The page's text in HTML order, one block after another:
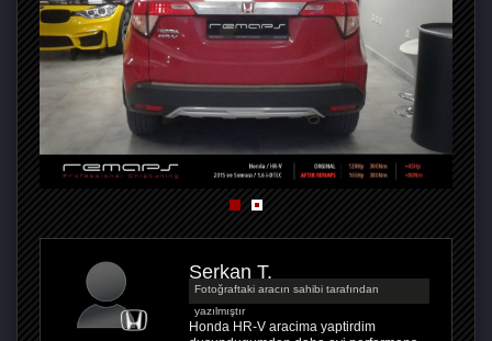
Serkan T.
Fotoğraftaki aracın sahibi tarafından
yazılmıştır
Honda HR-V aracima yaptirdim